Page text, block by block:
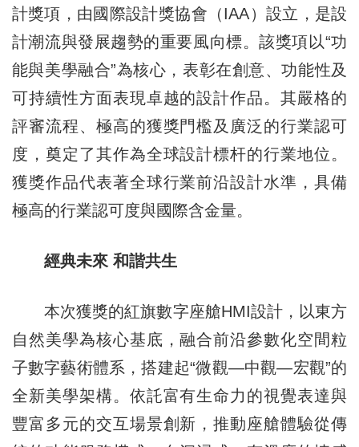
計獎項，由國際設計獎協會（IAA）設立，是設
計潮流與發展趨勢的重要風向標。該獎項以“功
能與美學融合”為核心，表彰在創意、功能性及
可持續性方面表現卓越的設計作品。其嚴格的
評審流程、極高的獲獎門檻及廣泛的行業認可
度，奠定了其作為全球設計標杆的行業地位。
獲獎作品代表著全球行業前沿設計水準，具備
極高的行業認可度與國際含金量。
經典未來 和諧共生
本次獲獎的紅旗數字座艙HMI設計，以東方
自然美學為核心基底，融合前沿參數化空間粒
子數字藝術體系，搭建起“微觀—中觀—宏觀”的
全新美學架構。依託富有生命力的視覺表達與
豐富多元的交互場景創新，推動座艙體驗從傳